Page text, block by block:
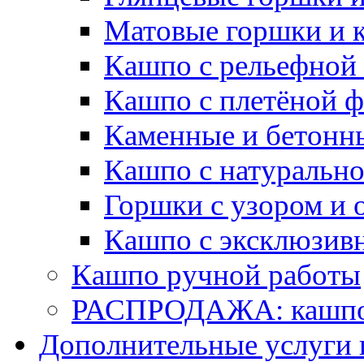
Матовые горшки и
Кашпо с рельефной
Кашпо с плетёной
Каменные и
Кашпо с
Горшки с узором и
Кашпо с
Кашпо ручной работы
РАСПРОДАЖА: кашпо
Дополнительные услуги